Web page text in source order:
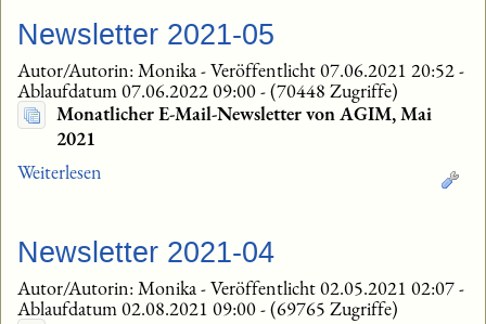
Newsletter 2021-05
Autor/Autorin: Monika-Veröffentlicht 07.06.2021 20:52-
Ablaufdatum 07.06.2022 09:00-(70448 Zugriffe)
Monatlicher E-Mail-Newsletter von AGIM, Mai
2021
Weiterlesen
Newsletter 2021-04
Autor/Autorin: Monika-Veröffentlicht 02.05.2021 02:07-
Ablaufdatum 02.08.2021 09:00-(69765 Zugriffe)